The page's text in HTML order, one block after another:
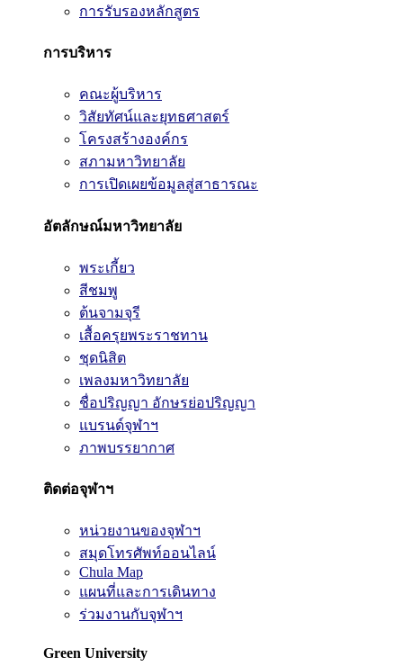
การรับรองหลักสูตร
การบริหาร
คณะผู้บริหาร
วิสัยทัศน์และยุทธศาสตร์
โครงสร้างองค์กร
สภามหาวิทยาลัย
การเปิดเผยข้อมูลสู่สาธารณะ
อัตลักษณ์มหาวิทยาลัย
พระเกี้ยว
สีชมพู
ต้นจามจุรี
เสื้อครุยพระราชทาน
ชุดนิสิต
เพลงมหาวิทยาลัย
ชื่อปริญญา อักษรย่อปริญญา
แบรนด์จุฬาฯ
ภาพบรรยากาศ
ติดต่อจุฬาฯ
หน่วยงานของจุฬาฯ
สมุดโทรศัพท์ออนไลน์
Chula Map
แผนที่และการเดินทาง
ร่วมงานกับจุฬาฯ
Green University